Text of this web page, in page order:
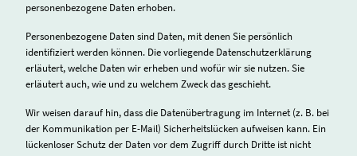
personenbezogene Daten erhoben.
Personenbezogene Daten sind Daten, mit denen Sie persönlich
identifiziert werden können. Die vorliegende Datenschutzerklärung
erläutert, welche Daten wir erheben und wofür wir sie nutzen. Sie
erläutert auch, wie und zu welchem Zweck das geschieht.
Wir weisen darauf hin, dass die Datenübertragung im Internet (z. B. bei
der Kommunikation per E-Mail) Sicherheitslücken aufweisen kann. Ein
lückenloser Schutz der Daten vor dem Zugriff durch Dritte ist nicht